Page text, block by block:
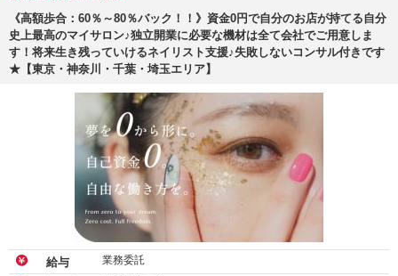
《高額歩合：60％～80％バック！！》資金0円で自分のお店が持てる自分
史上最高のマイサロン♪独立開業に必要な機材は全て会社でご用意しま
す！将来生き残っていけるネイリスト支援♪失敗しないコンサル付きです
★【東京・神奈川・千葉・埼玉エリア】
給与 業務委託